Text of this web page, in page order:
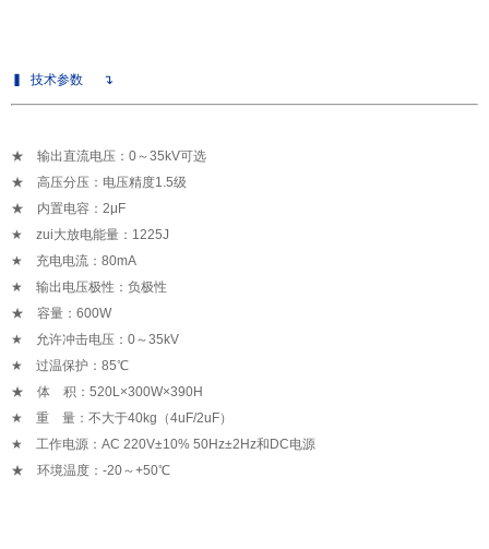
技术参数 ↴
★ 输出直流电压：0～35kV可选
★ 高压分压：电压精度1.5级
★ 内置电容：2μF
★ zui大放电能量：1225J
★ 充电电流：80mA
★ 输出电压极性：负极性
★ 容量：600W
★ 允许冲击电压：0～35kV
★ 过温保护：85℃
★ 体 积：520L×300W×390H
★ 重 量：不大于40kg（4uF/2uF）
★ 工作电源：AC 220V±10% 50Hz±2Hz和DC电源
★ 环境温度：-20～+50℃